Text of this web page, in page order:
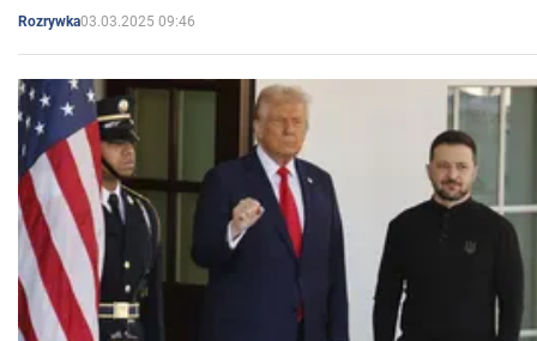
Rozrywka03.03.2025 09:46